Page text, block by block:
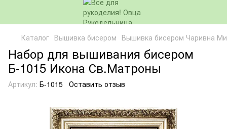
Каталог Вышивка бисером Вышивка бисером Чаривна
Набор для вышивания бисером
Б-1015 Икона Св.Матроны
Артикул: Б-1015 Оставить отзыв